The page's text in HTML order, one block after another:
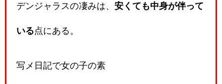
デンジャラスの凄みは、 安くても中身が伴って
いる点にある。
写メ日記で女の子の素